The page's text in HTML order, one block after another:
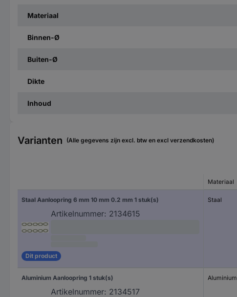
Materiaal
Binnen-Ø
Buiten-Ø
Dikte
Inhoud
Varianten (Alle gegevens zijn excl. btw en excl verzendkosten)
Materiaal
Staal Aanloopring 6 mm 10 mm 0.2 mm 1 stuk(s)
Artikelnummer: 2134615
Dit product
Staal
Aluminium Aanloopring 1 stuk(s)
Artikelnummer: 2134517
Aluminium